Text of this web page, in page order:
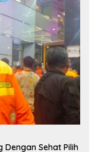
Dengan Sehat Pilih